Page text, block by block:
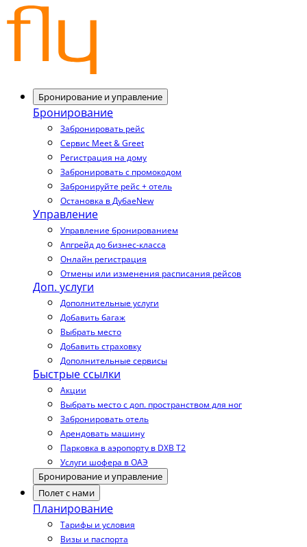
Бронирование и управление
Бронирование
Забронировать рейс
Сервис Meet & Greet
Регистрация на дому
Забронировать с промокодом
Забронируйте рейс + отель
Остановка в ДубаеNew
Управление
Управление бронированием
Апгрейд до бизнес-класса
Онлайн регистрация
Отмены или изменения расписания рейсов
Доп. услуги
Дополнительные услуги
Добавить багаж
Выбрать место
Добавить страховку
Дополнительные сервисы
Быстрые ссылки
Акции
Выбрать место с доп. пространством для ног
Забронировать отель
Арендовать машину
Парковка в аэропорту в DXB T2
Услуги шофера в ОАЭ
Бронирование и управление
Полет с нами
Планирование
Тарифы и условия
Визы и паспорта